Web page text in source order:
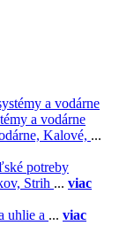
a vodárne
Kalové, ...
potreby
Strih ... viac
uhlie a ... viac